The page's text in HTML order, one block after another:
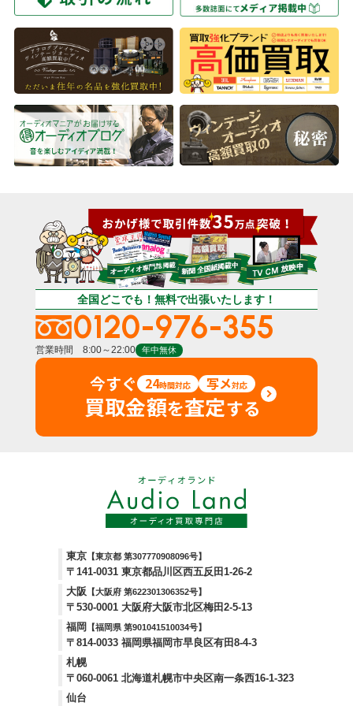
全国どこでも！無料で出張いたします！
0120-976-355
営業時間 8:00～22:00 年中無休
今すぐ 24時間対応 写メ対応
買取金額を査定する
東京 【東京都 第307770908096号】
〒141-0031 東京都品川区西五反田1-26-2
大阪
【大阪府 第622301306352号】
〒530-0001 大阪府大阪市北区梅田2-5-13
福岡
【福岡県 第901041510034号】
〒814-0033 福岡県福岡市早良区有田8-4-3
札幌
〒060-0061 北海道札幌市中央区南一条西16-1-323
仙台